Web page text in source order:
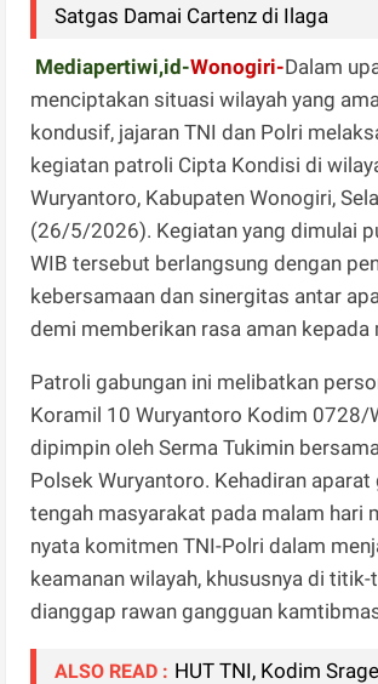
Satgas Damai Cartenz di Ilaga
Mediapertiwi,id-Wonogiri-Dalam
menciptakan situasi wilayah yang
kondusif, jajaran TNI dan Polri
kegiatan patroli Cipta Kondisi di
Wuryantoro, Kabupaten Wonogiri,
(26/5/2026). Kegiatan yang dimulai
WIB tersebut berlangsung dengan
kebersamaan dan sinergitas antar
demi memberikan rasa aman kepada
Patroli gabungan ini melibatkan
Koramil 10 Wuryantoro Kodim 0728/
dipimpin oleh Serma Tukimin
Polsek Wuryantoro. Kehadiran aparat
tengah masyarakat pada malam hari
nyata komitmen TNI-Polri dalam
keamanan wilayah, khususnya di
dianggap rawan gangguan
ALSO READ : HUT TNI, Kodim